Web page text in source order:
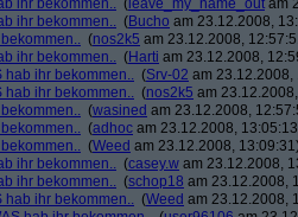
ihr bekommen.. ( leave_my_name_out am
ihr bekommen.. (Bucho am 23.12.2008,
(nos2k5 am 23.12.2008,
ihr bekommen.. (Harti am 23.12.2008,
hab ihr bekommen.. (Srv-02 am 23.12.2008,
hab ihr bekommen.. (nos2k5 am
(wasined am 23.12.2008,
(adhoc am 23.12.2008,
(Weed am 23.12.2008,
ihr bekommen.. (casey.w am 23.12.2008,
ihr bekommen.. (schop18 am 23.12.2008,
hab ihr bekommen.. (Weed am 23.12.2008,